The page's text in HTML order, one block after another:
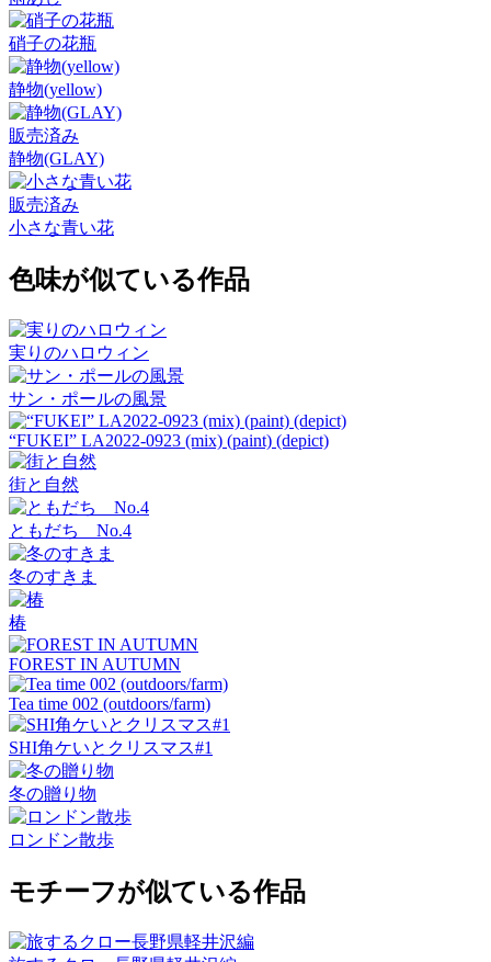
硝子の花瓶
静物(yellow)
販売済み
静物(GLAY)
販売済み
小さな青い花
色味が似ている作品
実りのハロウィン
サン・ポールの風景
“FUKEI” LA2022-0923 (mix) (paint) (depict)
街と自然
ともだち No.4
冬のすきま
椿
FOREST IN AUTUMN
Tea time 002 (outdoors/farm)
SHI角ケいとクリスマス#1
冬の贈り物
ロンドン散歩
モチーフが似ている作品